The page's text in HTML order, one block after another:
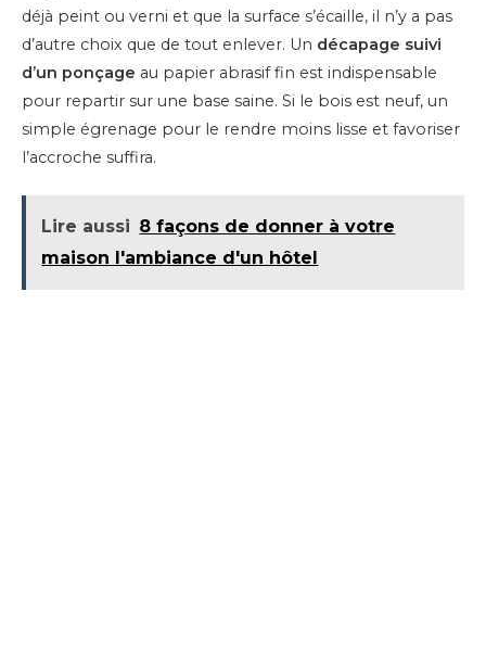
déjà peint ou verni et que la surface s’écaille, il n’y a pas
d’autre choix que de tout enlever. Un décapage suivi
d’un ponçage au papier abrasif fin est indispensable
pour repartir sur une base saine. Si le bois est neuf, un
simple égrenage pour le rendre moins lisse et favoriser
l’accroche suffira.
Lire aussi 8 façons de donner à votre
maison l'ambiance d'un hôtel